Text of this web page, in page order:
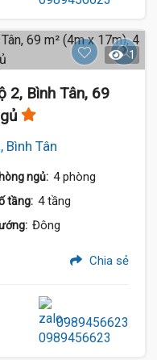
1
2, Bình Tân, 69
Bình Tân
ngủ: 4 phòng
tầng: 4 tầng
Đông
Chia sẻ
0989456623